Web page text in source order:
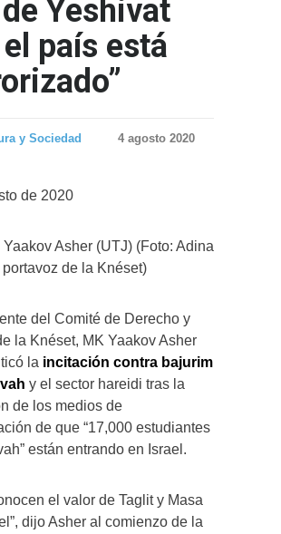
Yeshivat
país está
y Sociedad 4 agosto 2020
de 2020
Yaakov Asher (UTJ) (Foto: Adina
de la Knéset)
del Comité de Derecho y
la Knéset, MK Yaakov Asher
la incitación contra bajurim
y el sector hareidi tras la
de los medios de
de que “17,000 estudiantes
están entrando en Israel.
el valor de Taglit y Masa
dijo Asher al comienzo de la